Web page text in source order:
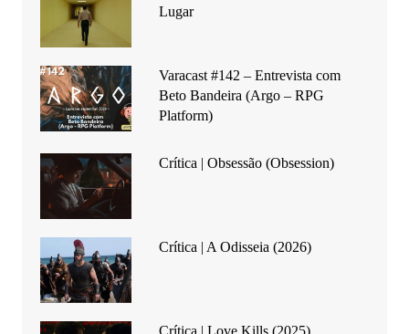
Lugar
Varacast #142 – Entrevista com
Beto Bandeira (Argo – RPG
Platform)
Crítica | Obsessão (Obsession)
Crítica | A Odisseia (2026)